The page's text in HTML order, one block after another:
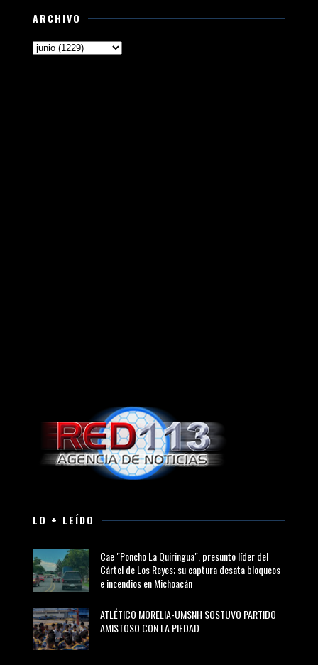
ARCHIVO
LO + LEÍDO
Cae "Poncho La Quiringua", presunto líder del
Cártel de Los Reyes; su captura desata bloqueos
e incendios en Michoacán
ATLÉTICO MORELIA-UMSNH SOSTUVO PARTIDO
AMISTOSO CON LA PIEDAD